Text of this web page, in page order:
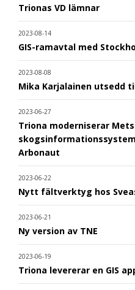
Trionas VD lämnar
2023-08-14
GIS-ramavtal med
2023-08-08
Mika Karjalainen utsedd
2023-06-27
Triona moderniserar
Arbonaut
2023-06-22
Nytt fältverktyg hos
2023-06-21
Ny version av TNE
2023-06-19
Triona levererar en GIS